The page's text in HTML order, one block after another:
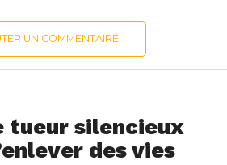
UN COMMENTAIRE
tueur silencieux
des vies